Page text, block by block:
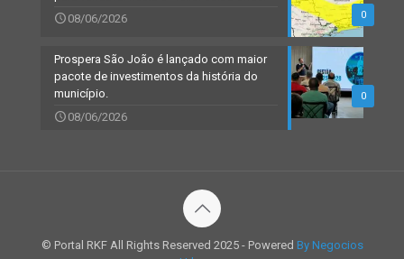
0
08/06/2026
0
Prospera São João é lançado com maior
pacote de investimentos da história do
município.
08/06/2026
© Portal RKF All Rights Reserved 2025 - Powered By Negocios